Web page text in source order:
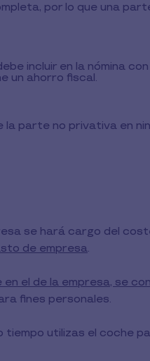
por lo que una
incluir en la nómina
un ahorro fiscal.
la parte no privativa en
se hará cargo del
de empresa.
el de la empresa, se
fines personales.
tiempo utilizas el coche